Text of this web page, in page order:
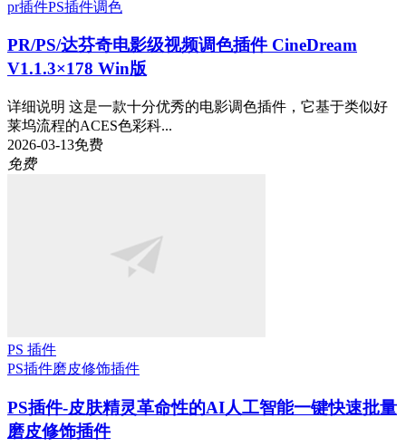
pr插件PS插件调色
PR/PS/达芬奇电影级视频调色插件 CineDream
V1.1.3×178 Win版
详细说明 这是一款十分优秀的电影调色插件，它基于类似好
莱坞流程的ACES色彩科...
2026-03-13免费
免费
PS 插件
PS插件磨皮修饰插件
PS插件-皮肤精灵革命性的AI人工智能一键快速批量
磨皮修饰插件